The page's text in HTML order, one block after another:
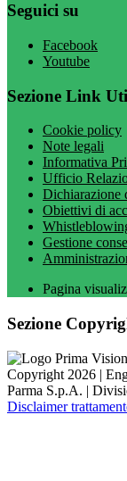
Seguici su
Facebook
Youtube
Sezione Link
Cookie policy
Note legali
Informativa
Ufficio
Dichiarazione
Obiettivi di
Gestione
Pagina
Sezione
Copyright 2026 |
Parma S.p.A. |
Disclaimer